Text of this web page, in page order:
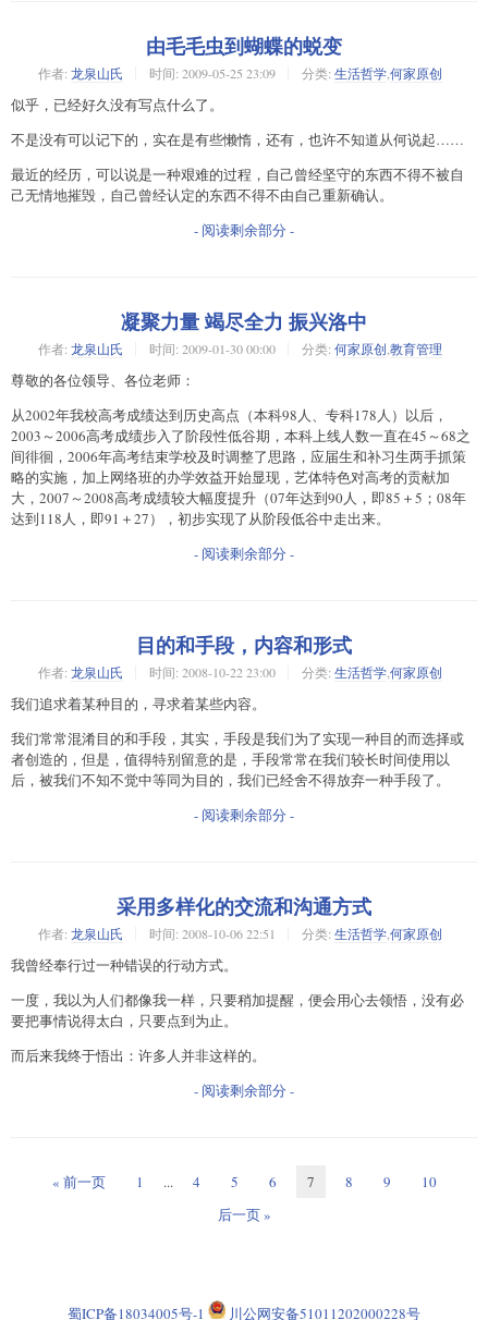
由毛毛虫到蝴蝶的蜕变
作者: 龙泉山氏 时间: 2009-05-25 23:09 分类: 生活哲学,何家原创
似乎，已经好久没有写点什么了。
不是没有可以记下的，实在是有些懒惰，还有，也许不知道从何说起……
最近的经历，可以说是一种艰难的过程，自己曾经坚守的东西不得不被自
己无情地摧毁，自己曾经认定的东西不得不由自己重新确认。
- 阅读剩余部分 -
凝聚力量 竭尽全力 振兴洛中
作者: 龙泉山氏 时间: 2009-01-30 00:00 分类: 何家原创 教育管理
尊敬的各位领导、各位老师：
从2002年我校高考成绩达到历史高点（本科98人、专科178人）以后，
2003～2006高考成绩步入了阶段性低谷期，本科上线人数一直在45～68之
间徘徊，2006年高考结束学校及时调整了思路，应届生和补习生两手抓策
略的实施，加上网络班的办学效益开始显现，艺体特色对高考的贡献加
大，2007～2008高考成绩较大幅度提升（07年达到90人，即85＋5；08年
达到118人，即91＋27），初步实现了从阶段低谷中走出来。
- 阅读剩余部分 -
目的和手段，内容和形式
作者: 龙泉山氏 时间: 2008-10-22 23:00 分类: 生活哲学,何家原创
我们追求着某种目的，寻求着某些内容。
我们常常混淆目的和手段，其实，手段是我们为了实现一种目的而选择或
者创造的，但是，值得特别留意的是，手段常常在我们较长时间使用以
后，被我们不知不觉中等同为目的，我们已经舍不得放弃一种手段了。
- 阅读剩余部分 -
采用多样化的交流和沟通方式
作者: 龙泉山氏 时间: 2008-10-06 22:51 分类: 生活哲学,何家原创
我曾经奉行过一种错误的行动方式。
一度，我以为人们都像我一样，只要稍加提醒，便会用心去领悟，没有必
要把事情说得太白，只要点到为止。
而后来我终于悟出：许多人并非这样的。
- 阅读剩余部分 -
« 前一页 1 ... 4 5 6 7 8 9
10
后一页 »
蜀ICP备18034005号-1 川公网安备51011202000228号